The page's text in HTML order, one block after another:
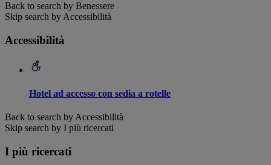
Back to search by Benessere
Skip search by Accessibilità
Accessibilità
Hotel ad accesso con sedia a rotelle
Back to search by Accessibilità
Skip search by I più ricercati
I più ricercati